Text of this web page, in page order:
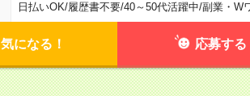
日払いOK/履歴書不要/40～50代活躍中/副業・W
気になる！ 応募する